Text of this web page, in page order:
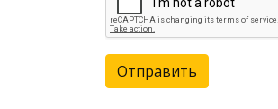
Отправить